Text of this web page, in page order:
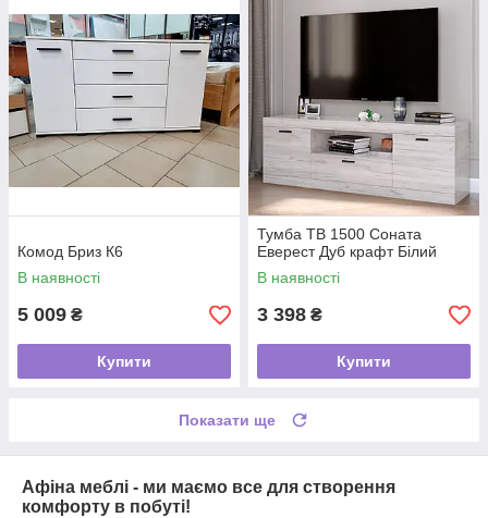
Комод Бриз К6
В наявності
5 009 ₴
Купити
Тумба ТВ 1500 Соната
Еверест Дуб крафт Білий
В наявності
3 398 ₴
Купити
Показати ще
Афіна меблі - ми маємо все для створення
комфорту в побуті!